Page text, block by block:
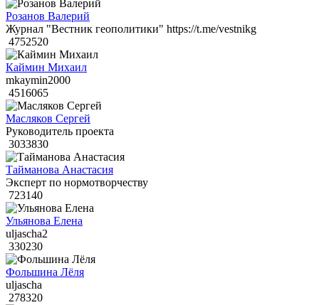
Розанов Валерий
Журнал "Вестник геополитики" https://t.me/vestnikg
4752520
Каймин Михаил
mkaymin2000
4516065
Масляков Сергей
Руководитель проекта
3033830
Тайманова Анастасия
Эксперт по нормотворчеству
723140
Ульянова Елена
uljascha2
330230
Фольшина Лёля
uljascha
278320